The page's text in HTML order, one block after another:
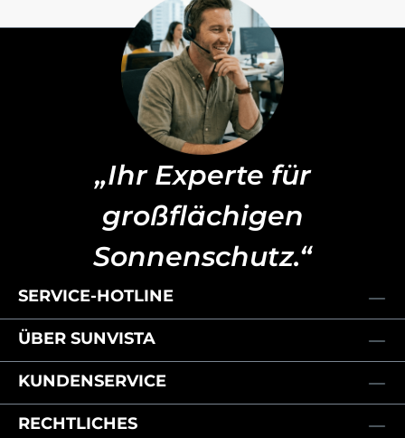
„Ihr Experte für
großflächigen
Sonnenschutz.“
SERVICE-HOTLINE
ÜBER SUNVISTA
KUNDENSERVICE
RECHTLICHES